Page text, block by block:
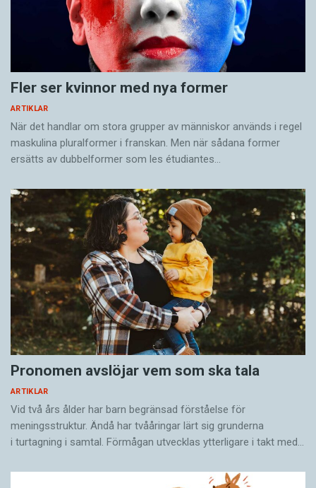
Fler ser kvinnor med nya former
ARTIKLAR
När det handlar om stora grupper av människor används i regel
maskulina pluralformer i franskan. Men när sådana ­former
ersätts av dubbel­former som les étudiantes…
Pronomen avslöjar vem som ska tala
ARTIKLAR
Vid två års ålder har barn begränsad förståelse för
meningsstruktur. Ändå har tvååringar lärt sig grunderna
i turtagning i samtal. Förmågan utvecklas ytterligare i takt med…